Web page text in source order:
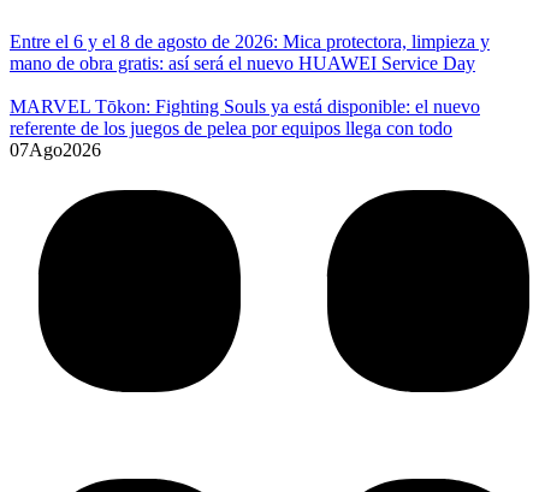
Entre el 6 y el 8 de agosto de 2026: Mica protectora, limpieza y
mano de obra gratis: así será el nuevo HUAWEI Service Day
MARVEL Tōkon: Fighting Souls ya está disponible: el nuevo
referente de los juegos de pelea por equipos llega con todo
07Ago2026